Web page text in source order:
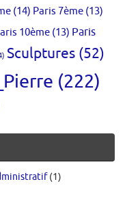
(14) Paris 7ème (13)
10ème (13) Paris
Sculptures (52)
(222)
(1)